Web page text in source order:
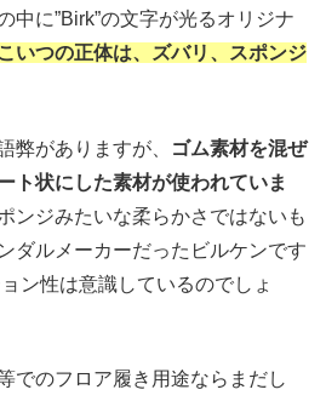
中に”Birk”の文字が光るオリジナ
こいつの正体は、ズバリ、スポンジ
弊がありますが、
ゴム素材を混ぜ
ト状にした素材が使われていま
ンジみたいな柔らかさではないも
ダルメーカーだったビルケンです
ン性は意識しているのでしょ
でのフロア履き用途ならまだし